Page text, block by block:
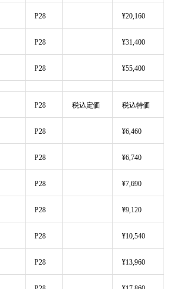
P28 ¥20,160
P28 ¥31,400
P28 ¥55,400
P28 税込定価 税込特価
P28 ¥6,460
P28 ¥6,740
P28 ¥7,690
P28 ¥9,120
P28 ¥10,540
P28 ¥13,960